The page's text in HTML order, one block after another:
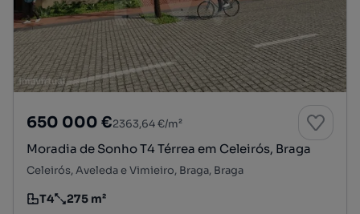
650 000 €2363,64 €/m²
Moradia de Sonho T4 Térrea em Celeirós, Braga
Celeirós, Aveleda e Vimieiro, Braga, Braga
Tipologia
T4
Preço por metro quadrado
275 m²